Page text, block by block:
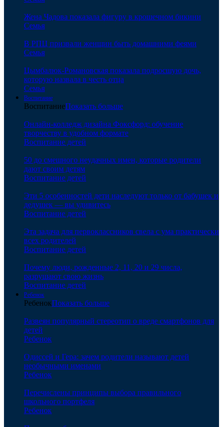
Жена Чадова показала фигуру в крошечном бикини
Семья
В РПЦ призвали женщин быть домашними феями
Семья
Цымбалюк-Романовская показала подросшую дочь,
которую назвала в честь отца
Семья
Воспитание
ВоспитаниеПоказать больше
Онлайн-колледж дизайна Фоксфорд: обучение
творчеству в удобном формате
Воспитание детей
50 до смешного неудачных имен, которые родители
дают своим детям
Воспитание детей
Эти 5 особенностей дети наследуют только от бабушек и
дедушек — вы удивитесь
Воспитание детей
Эта задача для первоклассников свела с ума практически
всех родителей
Воспитание детей
Почему люди, рожденные 2, 11, 20 и 29 числа,
разрушают свою жизнь
Воспитание детей
Ребенок
РебенокПоказать больше
Развеян популярный стереотип о вреде смартфонов для
детей
Ребенок
Одиссей и Гера: зачем родители называют детей
необычными именами
Ребенок
Перечислены принципы выбора правильного
школьного портфеля
Ребенок